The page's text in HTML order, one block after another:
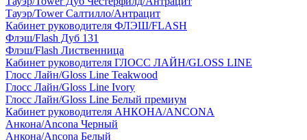
Тауэр/Tower Салтилло/Антрацит
Кабинет руководителя ФЛЭШ/FLASH
Флэш/Flash Дуб 131
Флэш/Flash Лиственница
Кабинет руководителя ГЛОСС ЛАЙН/GLOSS LINE
Глосс Лайн/Gloss Line Teakwood
Глосс Лайн/Gloss Line Ivory
Глосс Лайн/Gloss Line Белый премиум
Кабинет руководителя АНКОНА/ANCONA
Анкона/Ancona Черный
Анкона/Ancona Белый